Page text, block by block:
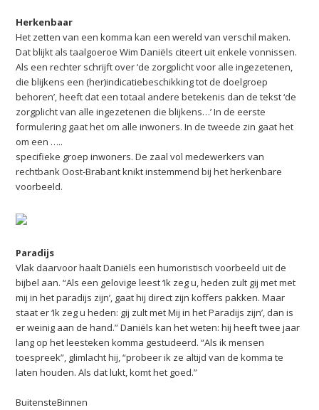
Herkenbaar
Het zetten van een komma kan een wereld van verschil maken.
Dat blijkt als taalgoeroe Wim Daniëls citeert uit enkele vonnissen.
Als een rechter schrijft over ‘de zorgplicht voor alle ingezetenen,
die blijkens een (her)indicatiebeschikking tot de doelgroep
behoren’, heeft dat een totaal andere betekenis dan de tekst ‘de
zorgplicht van alle ingezetenen die blijkens…’ In de eerste
formulering gaat het om alle inwoners. In de tweede zin gaat het
om een …..
specifieke groep inwoners. De zaal vol medewerkers van
rechtbank Oost-Brabant knikt instemmend bij het herkenbare
voorbeeld.
Paradijs
Vlak daarvoor haalt Daniëls een humoristisch voorbeeld uit de
bijbel aan. “Als een gelovige leest ‘Ik zeg u, heden zult gij met met
mij in het paradijs zijn’, gaat hij direct zijn koffers pakken. Maar
staat er ‘Ik zeg u heden: gij zult met Mij in het Paradijs zijn’, dan is
er weinig aan de hand.” Daniëls kan het weten: hij heeft twee jaar
lang op het leesteken komma gestudeerd. “Als ik mensen
toespreek”, glimlacht hij, “probeer ik ze altijd van de komma te
laten houden. Als dat lukt, komt het goed.”
BuitensteBinnen